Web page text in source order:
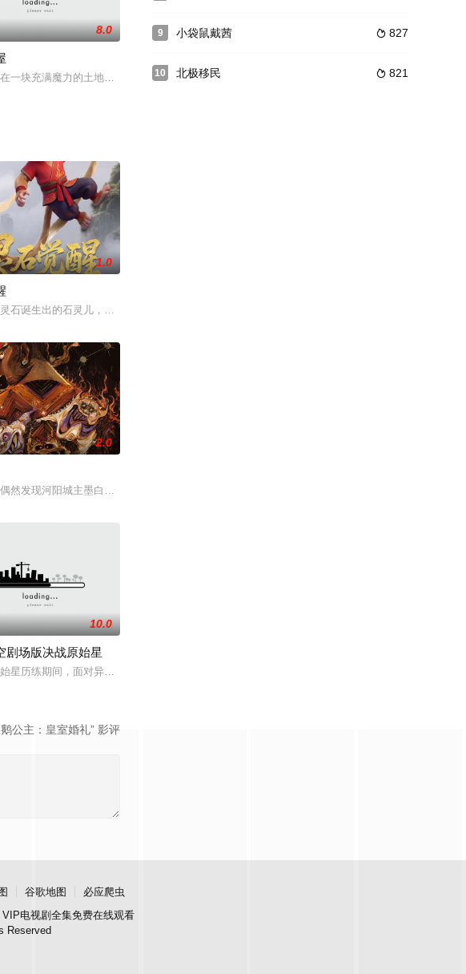
猫头鹰（Andre Sto
亚是个勇敢、自信、正义的小男孩，在拯救了一只捻角山羊后，拥有和动物说话的能力，在护送
8.0
一块充满魔力的土地上。在这个人人都有魔法的家族，唯一的普通女孩将迎接怎样的挑战？
谜的旅程。他在“恐惧
1.0
石诞生出的石灵儿，被石矶娘娘收养。哪吒误伤石矶徒弟，太乙真人偏袒哪吒，锁住石矶。石灵儿
和与张果老，八个身份各异
ントが劇場アニメで帰ってくる‼ 原作連載完結＆TVアニ
被神秘物质“P型剂”影响的车神银河。
2.0
然发现河阳城主墨白是妖怪的真相而被追杀。危机时刻，地府捉妖天师钟馗出手相救，初九由此立
雄伟的鸟（朱诺·坦普尔 配音）——山谷里天生的死敌——突然互换身体，必须合作（同时穿着彼
10.0
剧场版决战原始星
星历练期间，面对异族的觊觎和围剿，丝毫不慌乱，利用自己的智慧和实力反杀对方，维护了人族
公主：皇室婚礼” 影评
9  827
小袋鼠戴茜
10  821
北极移民
谷歌地图
必应爬虫
电视剧全集免费在线观看
Reserved